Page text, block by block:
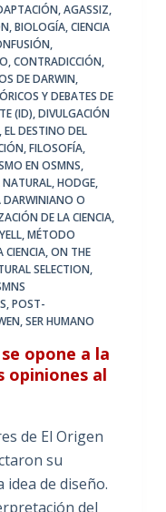
,AGASSIZ,
,BIOLOGÍA,CIENCIA
,
,CONTRADICCIÓN,
DE DARWIN,
Y DEBATES DE
(ID),DIVULGACIÓN
,EL DESTINO DEL
,FILOSOFÍA,
EN OSMNS,
,HODGE,
O
DE LA CIENCIA,
,MÉTODO
CIENCIA,ON THE
SELECTION,
,POST-
,SER HUMANO
opone a la
opiniones al
de El Origen
su
de diseño.
del